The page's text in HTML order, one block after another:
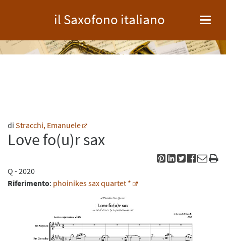
il Saxofono italiano
di Stracchi, Emanuele
Love fo(u)r sax
Q - 2020
Riferimento: phoinikes sax quartet *